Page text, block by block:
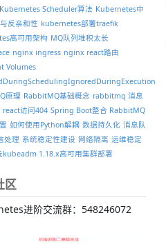
Kubernetes Scheduler算法 Kubernetes中
反亲和性 kubernetes部署traefik
高可用架构 MQ队列堆积太长
nginx ingress nginx react路由
Volumes
原理 RabbitMQ基础概念 rabbitmq 消息
react访问404 Spring Boot整合 RabbitMQ
如何使用Python解耦 数据持久化 消息队
处理 系统稳定性建设 网络隔离 运维稳定
kubeadm 1.18.x高可用集群部署
区
进阶交流群：548246072